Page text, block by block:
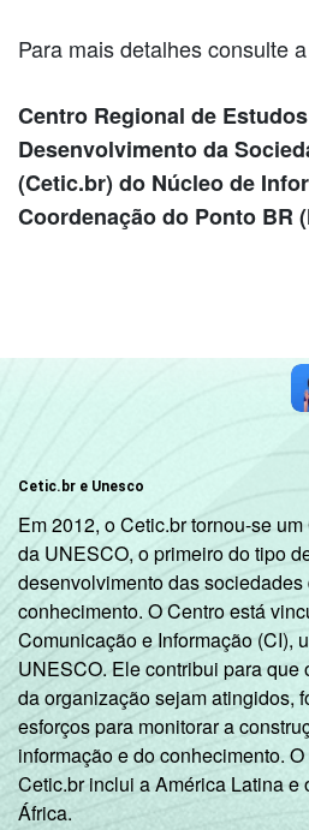
Para mais detalhes consulte a
Centro Regional de
Desenvolvimento da
(Cetic.br) do Núcleo de
Coordenação do Ponto BR
Cetic.br e Unesco
Em 2012, o Cetic.br tornou-se
da UNESCO, o primeiro do tipo
desenvolvimento das
conhecimento. O Centro está
Comunicação e Informação (CI),
UNESCO. Ele contribui para que
da organização sejam atingidos,
esforços para monitorar a
informação e do conhecimento.
Cetic.br inclui a América Latina e
África.